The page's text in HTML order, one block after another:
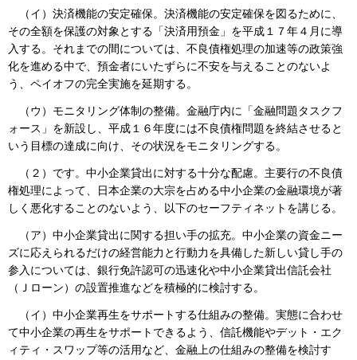
（イ）決済機能の安定確保。決済機能の安定確保を図るために、
その全額を保護の対象とする「決済用預金」を平成１７年４月に導
入する。それまでの間については、不良債権処理の加速等の政策強
化を進める中で、預金者にいたずらに不安を与えることのないよ
う、ペイオフの完全実施を延期する。
（ウ）モニタリング体制の整備。金融庁内に「金融問題タスクフ
ォース」を新設し、平成１６年度には不良債権問題を終結させると
いう目標の達成に向け、その状況をモニタリングする。
（２）です。中小企業貸出に対する十分な配慮。主要行の不良債
権処理によって、日本企業の大宗を占める中小企業の金融環境が著
しく悪化することのないよう、以下のセーフティネットを講じる。
（ア）中小企業貸出に関する担い手の拡充。中小企業の資金ニー
ズに応えられるだけの経営能力と行動力を具備した新しい貸し手の
参入については、銀行免許認可の迅速化や中小企業貸出信託会社
（Ｊローン）の設置推進などを積極的に検討する。
（イ）中小企業再生をサポートする仕組みの整備。実態に合わせ
て中小企業の再生をサポートできるよう、信託機能やデット・エク
ィティ・スワップ等の活用など、金融上の仕組みの整備を検討す